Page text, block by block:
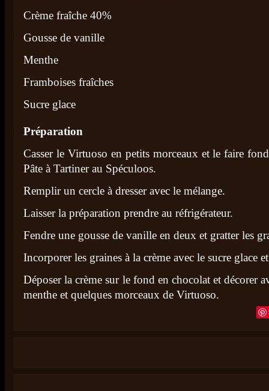
Crème fraîche 40%
Gousse de vanille
Menthe
Framboises fraîches
Sucre glace
Préparation
Casser le Virtuoso en petits morceaux et le faire
Pâte à Tartiner au Spéculoos.
Remplir un cercle à dresser avec le mélange.
Laisser la préparation prendre au réfrigérateur.
Fendre une gousse de vanille en deux et gratter les
Incorporer les graines à la crème avec le sucre glace
Déposer la crème sur le fond en chocolat et décorer
menthe et quelques morceaux de Virtuoso.